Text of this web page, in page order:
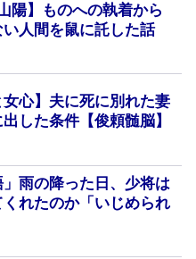
陽】ものへの執着から
人間を鼠に託した話
女心】夫に死に別れた妻
した条件【俊頼髄脳】
」雨の降った日、少将は
れたのか「いじめられ